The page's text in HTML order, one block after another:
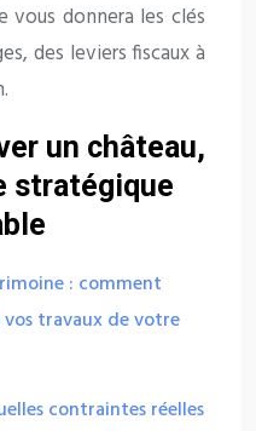
donnera les clés
des leviers fiscaux à
un château,
stratégique
: comment
travaux de votre
contraintes réelles